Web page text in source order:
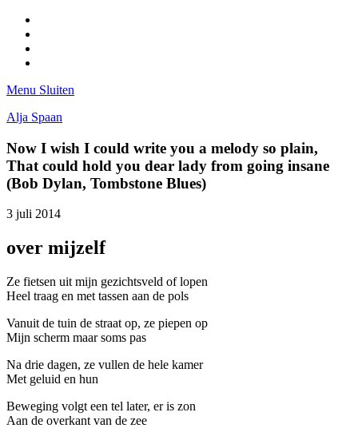
Menu Sluiten
Alja Spaan
Now I wish I could write you a melody so plain,
That could hold you dear lady from going insane
(Bob Dylan, Tombstone Blues)
3 juli 2014
over mijzelf
Ze fietsen uit mijn gezichtsveld of lopen
Heel traag en met tassen aan de pols
Vanuit de tuin de straat op, ze piepen op
Mijn scherm maar soms pas
Na drie dagen, ze vullen de hele kamer
Met geluid en hun
Beweging volgt een tel later, er is zon
Aan de overkant van de zee